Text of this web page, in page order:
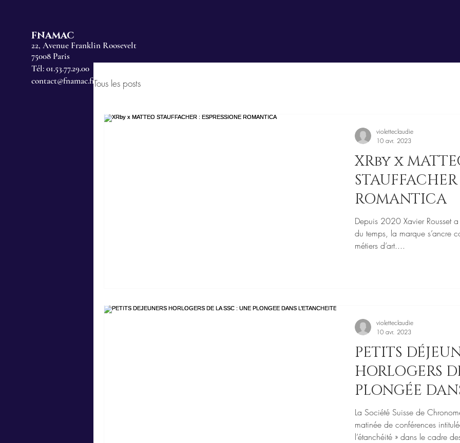
FNAMAC
22, Avenue Franklin Roosevelt
75008 Paris
Tél: 01.53.77.29.00
contact@fnamac.frTous les posts
XRby x
STAUFFACHER
ROMANTICA
Depuis 2020 Xavier Rousset
du temps, la marque s’ancre
métiers d’art....
violetteclaudie
10 avr. 2023
PETITS
HORLOGERS
PLONGÉE
L’ETANCHÉITÉ
La Société Suisse de
matinée de conférences
l’étanchéité » dans le cadre
violetteclaudie
10 avr. 2023